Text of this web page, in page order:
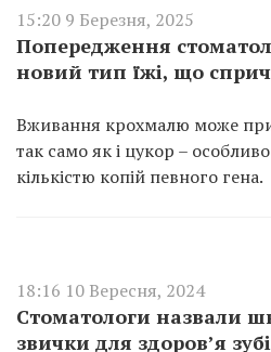
15:20 9 Березня, 2025
Попередження
новий тип їжі, що
Вживання крохмалю може
так само як і цукор –
кількістю копій певного гена.
18:16 10 Вересня, 2024
Стоматологи назвали
звички для здоров’я